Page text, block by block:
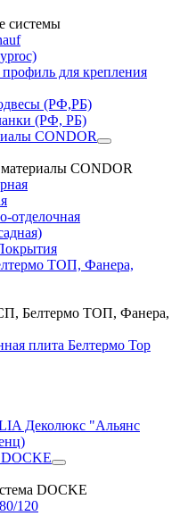
системы
для крепления
(РФ,РБ)
(РФ, РБ)
CONDOR
CONDOR
отделочная
ТОП, Фанера,
Белтермо ТОП, Фанера,
плита Белтермо Top
Деколюкс "Альянс
DOCKE
DOCKE
120